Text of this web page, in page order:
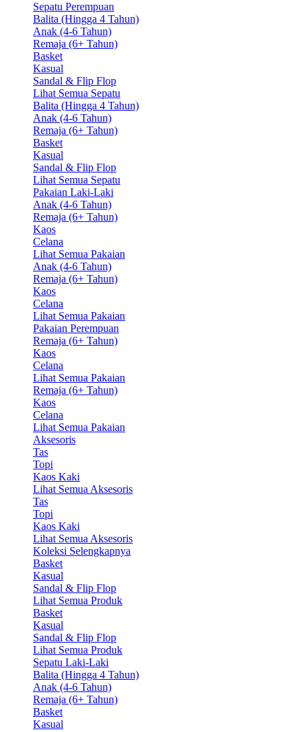
Sepatu Perempuan
Balita (Hingga 4 Tahun)
Anak (4-6 Tahun)
Remaja (6+ Tahun)
Basket
Kasual
Sandal & Flip Flop
Lihat Semua Sepatu
Balita (Hingga 4 Tahun)
Anak (4-6 Tahun)
Remaja (6+ Tahun)
Basket
Kasual
Sandal & Flip Flop
Lihat Semua Sepatu
Pakaian Laki-Laki
Anak (4-6 Tahun)
Remaja (6+ Tahun)
Kaos
Celana
Lihat Semua Pakaian
Anak (4-6 Tahun)
Remaja (6+ Tahun)
Kaos
Celana
Lihat Semua Pakaian
Pakaian Perempuan
Remaja (6+ Tahun)
Kaos
Celana
Lihat Semua Pakaian
Remaja (6+ Tahun)
Kaos
Celana
Lihat Semua Pakaian
Aksesoris
Tas
Topi
Kaos Kaki
Lihat Semua Aksesoris
Tas
Topi
Kaos Kaki
Lihat Semua Aksesoris
Koleksi Selengkapnya
Basket
Kasual
Sandal & Flip Flop
Lihat Semua Produk
Basket
Kasual
Sandal & Flip Flop
Lihat Semua Produk
Sepatu Laki-Laki
Balita (Hingga 4 Tahun)
Anak (4-6 Tahun)
Remaja (6+ Tahun)
Basket
Kasual